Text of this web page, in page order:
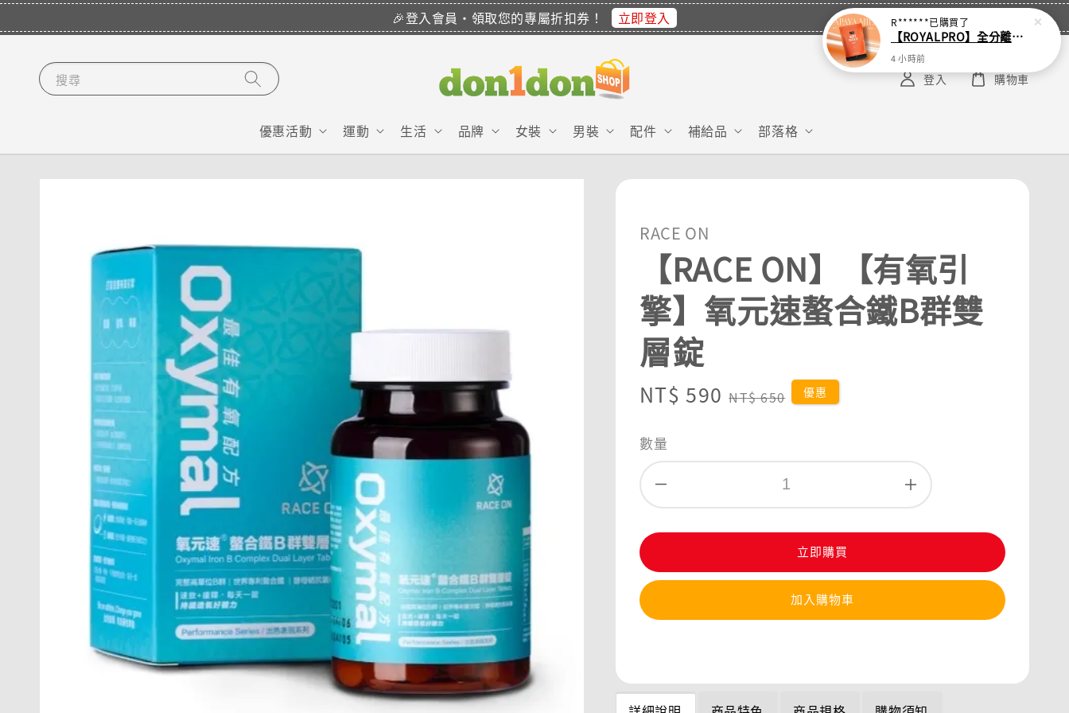
🎉登入會員・領取您的專屬折扣券！ 立即登入
搜尋
優惠活動 運動 生活 品牌 女裝 男裝 配件 補給品 部落格
登入 購物車
RACE ON
【RACE ON】【有氧引
擎】氧元速螯合鐵B群雙
層錠
Sale
NT$ 590 Regular
NT$ 650 優惠
數量
立即購買
加入購物車
R******已購買了
【ROYALPRO】全分離乳清蛋白-1KG -多口味任選｜可加購湯匙
4 小時前